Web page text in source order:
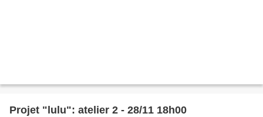
Projet "lulu": atelier 2 - 28/11 18h00